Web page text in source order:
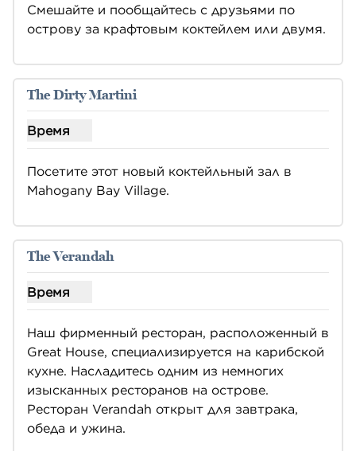
Смешайте и пообщайтесь с друзьями по
острову за крафтовым коктейлем или двумя.
The Dirty Martini
Время
Показать часы работы The Dirty Martini
Посетите этот новый коктейльный зал в
Mahogany Bay Village.
The Verandah
Время
Показать часы работы The Verandah
Наш фирменный ресторан, расположенный в
Great House, специализируется на карибской
кухне. Насладитесь одним из немногих
изысканных ресторанов на острове.
Ресторан Verandah открыт для завтрака,
обеда и ужина.